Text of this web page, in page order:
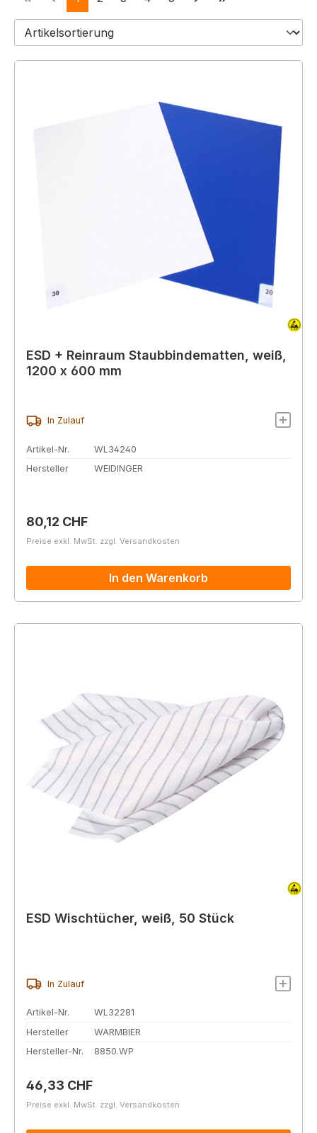
ESD + Reinraum Staubbindematten, weiß,
1200 x 600 mm
In Zulauf
Artikel-Nr.
WL34240
Hersteller
WEIDINGER
Regulärer Preis:
80,12 CHF
Preise exkl. MwSt. zzgl. Versandkosten
In den Warenkorb
ESD Wischtücher, weiß, 50 Stück
In Zulauf
Artikel-Nr.
WL32281
Hersteller
WARMBIER
Hersteller-Nr.
8850.WP
Regulärer Preis:
46,33 CHF
Preise exkl. MwSt. zzgl. Versandkosten